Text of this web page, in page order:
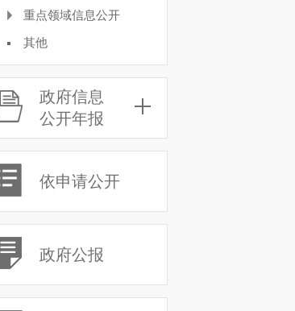
重点领域信息公开
其他
政府信息
公开年报
依申请公开
政府公报